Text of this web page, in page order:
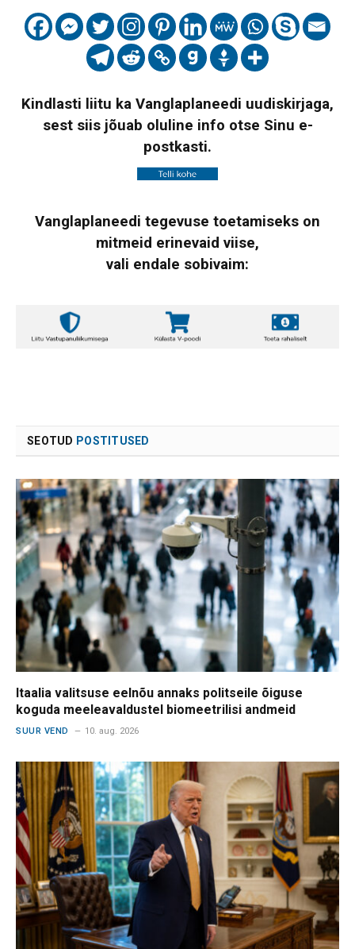
Kindlasti liitu ka Vanglaplaneedi uudiskirjaga,
sest siis jõuab oluline info otse Sinu e-
postkasti.
Vanglaplaneedi tegevuse toetamiseks on
mitmeid erinevaid viise,
vali endale sobivaim:
SEOTUD POSTITUSED
Itaalia valitsuse eelnõu annaks politseile õiguse
koguda meeleavaldustel biomeetrilisi andmeid
SUUR VEND 10. aug. 2026